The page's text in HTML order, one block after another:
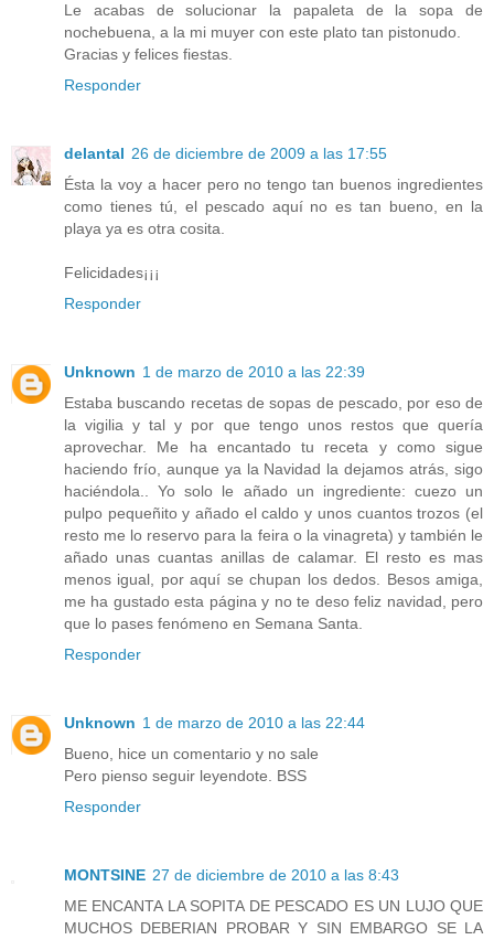
Le acabas de solucionar la papaleta de la sopa de
nochebuena, a la mi muyer con este plato tan pistonudo.
Gracias y felices fiestas.
Responder
delantal 26 de diciembre de 2009 a las 17:55
Ésta la voy a hacer pero no tengo tan buenos ingredientes
como tienes tú, el pescado aquí no es tan bueno, en la
playa ya es otra cosita.
Felicidades¡¡¡
Responder
Unknown 1 de marzo de 2010 a las 22:39
Estaba buscando recetas de sopas de pescado, por eso de
la vigilia y tal y por que tengo unos restos que quería
aprovechar. Me ha encantado tu receta y como sigue
haciendo frío, aunque ya la Navidad la dejamos atrás, sigo
haciéndola.. Yo solo le añado un ingrediente: cuezo un
pulpo pequeñito y añado el caldo y unos cuantos trozos (el
resto me lo reservo para la feira o la vinagreta) y también le
añado unas cuantas anillas de calamar. El resto es mas
menos igual, por aquí se chupan los dedos. Besos amiga,
me ha gustado esta página y no te deso feliz navidad, pero
que lo pases fenómeno en Semana Santa.
Responder
Unknown 1 de marzo de 2010 a las 22:44
Bueno, hice un comentario y no sale
Pero pienso seguir leyendote. BSS
Responder
MONTSINE 27 de diciembre de 2010 a las 8:43
ME ENCANTA LA SOPITA DE PESCADO ES UN LUJO QUE
MUCHOS DEBERIAN PROBAR Y SIN EMBARGO SE LA